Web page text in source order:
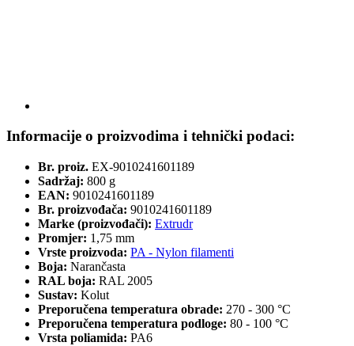
Informacije o proizvodima i tehnički podaci:
Br. proiz. EX-9010241601189
Sadržaj: 800 g
EAN: 9010241601189
Br. proizvođača: 9010241601189
Marke (proizvođači): Extrudr
Promjer: 1,75 mm
Vrste proizvoda: PA - Nylon filamenti
Boja: Narančasta
RAL boja: RAL 2005
Sustav: Kolut
Preporučena temperatura obrade: 270 - 300 °C
Preporučena temperatura podloge: 80 - 100 °C
Vrsta poliamida: PA6